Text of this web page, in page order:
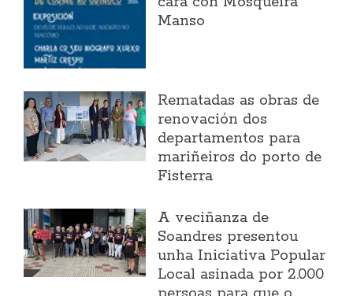
Manso
Rematadas as obras de
renovación dos
departamentos para
mariñeiros do porto de
Fisterra
A veciñanza de
Soandres presentou
unha Iniciativa Popular
Local asinada por 2.000